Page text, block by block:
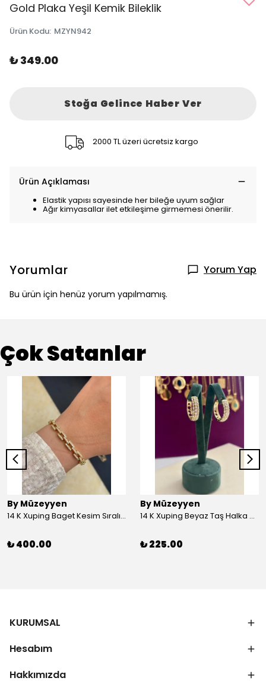
Gold Plaka Yeşil Kemik Bileklik
Ürün Kodu: MZYN942
₺ 349.00
Stoğa Gelince Haber Ver
2000 TL üzeri ücretsiz kargo
Ürün Açıklaması
Elastik yapısı sayesinde her bileğe uyum sağlar
Ağır kimyasallar ilet etkileşime girmemesi önerilir.
Yorumlar Yorum Yap
Bu ürün için henüz yorum yapılmamış.
Çok Satanlar
By Müzeyyen
14 K Xuping Baget Kesim Sıralı Bileklik
₺ 400.00
By Müzeyyen
14 K Xuping Beyaz Taş Halka Küpe
₺ 225.00
KURUMSAL
Hesabım
Hakkımızda